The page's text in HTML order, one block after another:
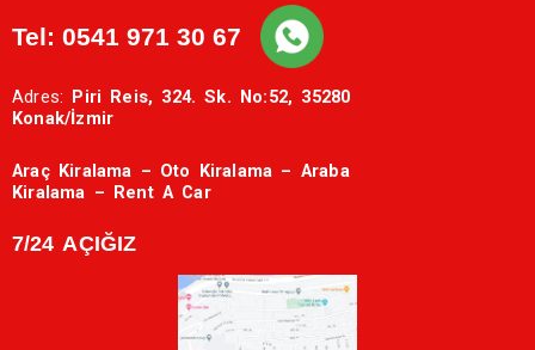
Tel: 0541 971 30 67
Adres: Piri Reis, 324. Sk. No:52, 35280
Konak/İzmir
Araç Kiralama – Oto Kiralama – Araba
Kiralama – Rent A Car
7/24 AÇIĞIZ